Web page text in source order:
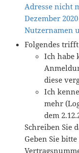
Adresse nicht
Dezember
Nutzernamen
Folgendes
Ich habe
diese
Ich
mehr
dem
Schreiben Sie
Geben Sie